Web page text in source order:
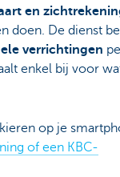
en
doen. De dienst
verrichtingen
enkel bij voor
op je
of een KBC-